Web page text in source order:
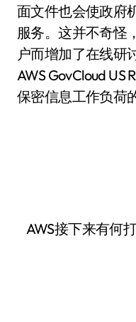
面文件也会使政府
服务。这并不奇怪
户而增加了在线研
AWS GovCloud US
保密信息工作负荷
AWS接下来有何